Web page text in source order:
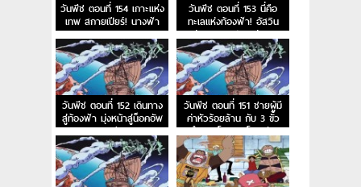
วันพีช ตอนที่ 154 เกาะแห่ง
เทพ สกายเปียร์! นางฟ้า
ของหาดเมฆ
วันพีช ตอนที่ 153 นี่คือ
ทะเลแห่งท้องฟ้า! อัสวิน
แห่งนภาและประตูสู่สรวง
สวรรค์
วันพีช ตอนที่ 152 เดินทาง
สู่ท้องฟ้า มุ่งหน้าสู่น็อคอัพ
สตรีม
วันพีช ตอนที่ 151 ชายผู้มี
ค่าหัวร้อยล้าน กับ 3 ขั้ว
อำนาจโลกและโจรสลัด
หนวดดำ